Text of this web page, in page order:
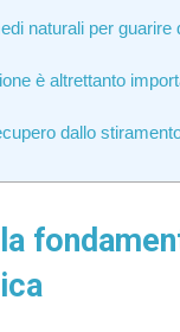
naturali per guarire
è altrettanto
dallo